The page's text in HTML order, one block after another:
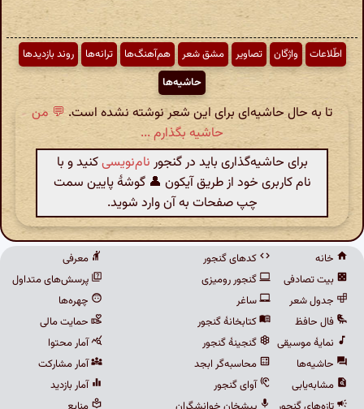
اطّلاعات واژگان تصاویر مشق شعر هم‌آهنگ‌ها ترانه‌ها
روند بازدیدها
حاشیه‌ها
تا به حال حاشیه‌ای برای این شعر نوشته نشده است. 💬 من
حاشیه بگذارم ...
برای حاشیه‌گذاری باید در گنجور نام‌نویسیکنید و با
نام کاربری خود از طریق آیکون 👤 گوشهٔ پایین سمت
چپ صفحات به آن وارد شوید.
خانه
بیت تصادفی
جدول شعر
فال حافظ
نمایهٔ موسیقی
حاشیه‌ها
مشابه‌یابی
کدهای گنجور
گنجور رومیزی
ساغر
کتابخانهٔ گنجور
گنجینهٔ گنجور
محاسبه‌گر ابجد
آوای گنجور
معرفی
پرسش‌های متداول
چهره‌ها
حمایت مالی
آمار محتوا
آمار مشارکت
آمار بازدید